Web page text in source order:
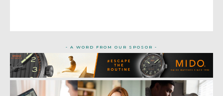
- A WORD FROM OUR SPOSOR -